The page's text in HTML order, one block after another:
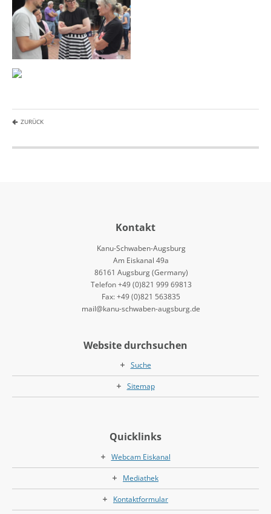
ZURÜCK
Kontakt
Kanu-Schwaben-Augsburg
Am Eiskanal 49a
86161 Augsburg (Germany)
Telefon +49 (0)821 999 69813
Fax: +49 (0)821 563835
mail@kanu-schwaben-augsburg.de
Website durchsuchen
Suche
Sitemap
Quicklinks
Webcam Eiskanal
Mediathek
Kontaktformular